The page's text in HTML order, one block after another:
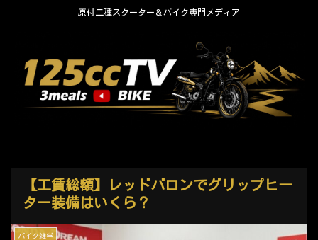
原付二種スクーター＆バイク専門メディア
【工賃総額】レッドバロンでグリップヒー
ター装備はいくら？
バイク雑学